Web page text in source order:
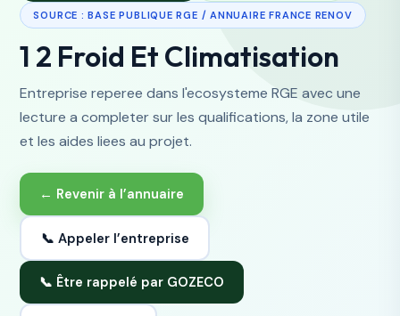
SOURCE : BASE PUBLIQUE RGE / ANNUAIRE FRANCE RENOV
1 2 Froid Et Climatisation
Entreprise reperee dans l'ecosysteme RGE avec une
lecture a completer sur les qualifications, la zone utile
et les aides liees au projet.
← Revenir à l’annuaire
📞 Appeler l’entreprise
📞 Être rappelé par GOZECO